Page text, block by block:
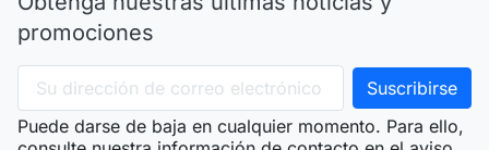
promociones
Puede darse de baja en cualquier momento. Para ello,